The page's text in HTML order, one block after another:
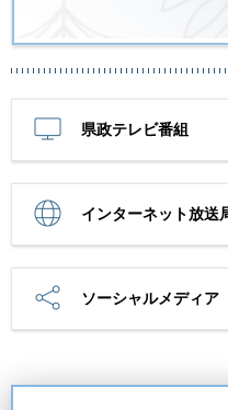
県政テレビ番組
インターネット放送
ソーシャルメディア